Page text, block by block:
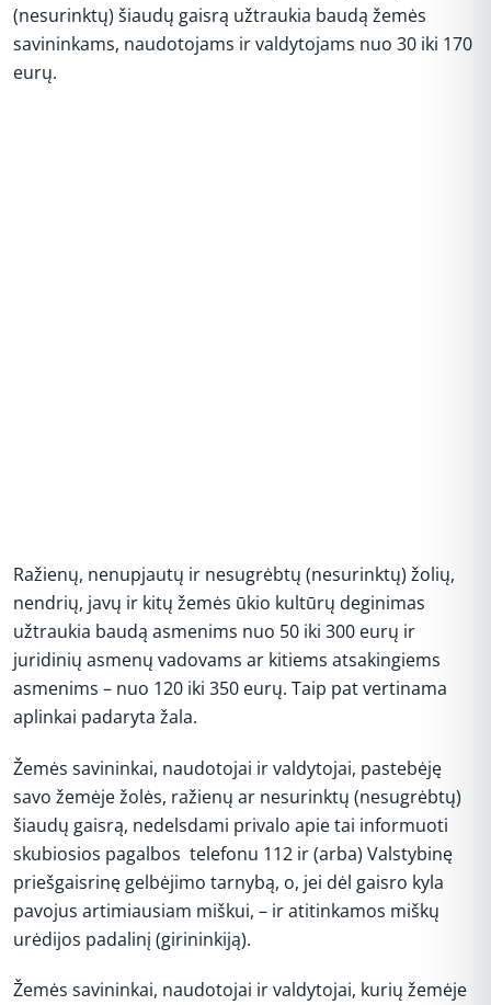
(nesurinktų) šiaudų gaisrą užtraukia baudą žemės
savininkams, naudotojams ir valdytojams nuo 30 iki 170
eurų.
Ražienų, nenupjautų ir nesugrėbtų (nesurinktų) žolių,
nendrių, javų ir kitų žemės ūkio kultūrų deginimas
užtraukia baudą asmenims nuo 50 iki 300 eurų ir
juridinių asmenų vadovams ar kitiems atsakingiems
asmenims – nuo 120 iki 350 eurų. Taip pat vertinama
aplinkai padaryta žala.
Žemės savininkai, naudotojai ir valdytojai, pastebėję
savo žemėje žolės, ražienų ar nesurinktų (nesugrėbtų)
šiaudų gaisrą, nedelsdami privalo apie tai informuoti
skubiosios pagalbos telefonu 112 ir (arba) Valstybinę
priešgaisrinę gelbėjimo tarnybą, o, jei dėl gaisro kyla
pavojus artimiausiam miškui, – ir atitinkamos miškų
urėdijos padalinį (girininkiją).
Žemės savininkai, naudotojai ir valdytojai, kurių žemėje